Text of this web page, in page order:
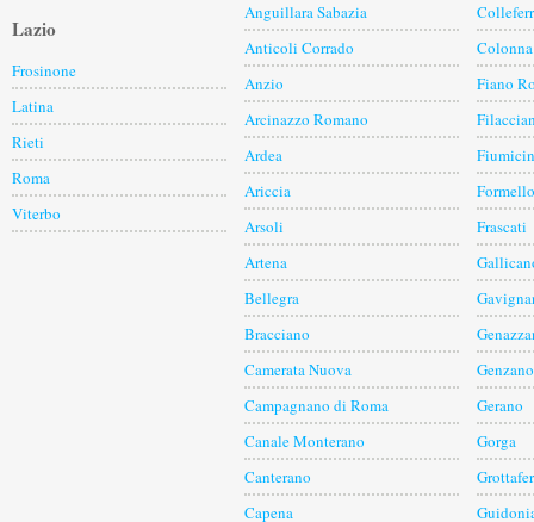
Lazio
Frosinone
Latina
Rieti
Roma
Viterbo
Anguillara Sabazia
Anticoli Corrado
Anzio
Arcinazzo Romano
Ardea
Ariccia
Arsoli
Artena
Bellegra
Bracciano
Camerata Nuova
Campagnano di Roma
Canale Monterano
Canterano
Capena
Colonna
Fiano
Formello
Frascati
Gerano
Gorga